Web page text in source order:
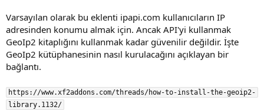
Varsayılan olarak bu eklenti ipapi.com kullanıcıların IP
adresinden konumu almak için. Ancak API'yi kullanmak
GeoIp2 kitaplığını kullanmak kadar güvenilir değildir. İşte
GeoIp2 kütüphanesinin nasıl kurulacağını açıklayan bir
bağlantı.
https://www.xf2addons.com/threads/how-to-install-the-geoip2-
library.1132/